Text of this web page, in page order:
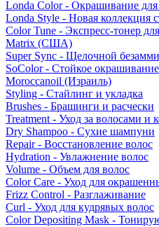
Londa Color - Окрашивание для
Londa Style - Новая коллекция
Color Tune - Экспресс-тонер
Matrix (США)
Super Sync - Щелочной
SoColor - Стойкое
Moroccanoil (Израиль)
Styling - Стайлинг и укладка
Brushes - Брашинги и расчески
Treatment - Уход за волосами и
Dry Shampoo - Сухие шампуни
Repair - Восстановление волос
Hydration - Увлажнение волос
Volume - Объем для волос
Color Care - Уход для
Frizz Control - Разглаживание
Curl - Уход для кудрявых волос
Color Depositing Mask -